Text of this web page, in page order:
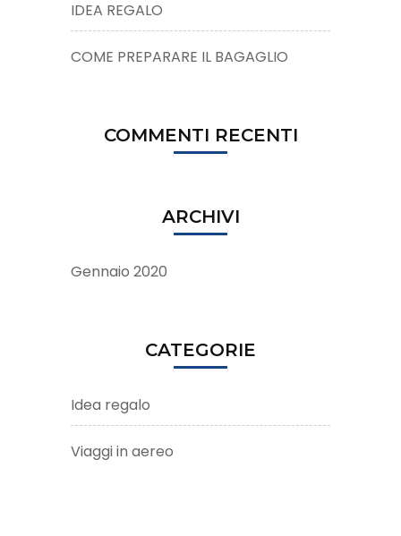
IDEA REGALO
COME PREPARARE IL BAGAGLIO
COMMENTI RECENTI
ARCHIVI
Gennaio 2020
CATEGORIE
Idea regalo
Viaggi in aereo